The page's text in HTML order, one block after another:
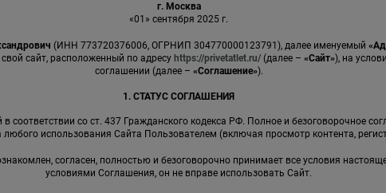
г. Москва
«01» сентября 2025 г.
(ИНН 773720376006, ОГРНИП 304770000123791), далее именуемый
сайт, расположенный по адресу https://privetatlet.ru/(далее – «Сайт»), на
соглашении (далее – «Соглашение»).
1. СТАТУС СОГЛАШЕНИЯ
со ст. 437 Гражданского кодекса РФ. Полное и безоговорочное
использования Сайта Пользователем (включая просмотр контента,
согласен, полностью и безоговорочно принимает все условия
условиями Соглашения, он не вправе использовать Сайт.